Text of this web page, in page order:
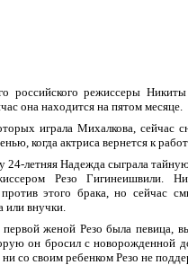
российского режиссеры
она находится на пятом месяце.
играла Михалкова, сейчас
когда актриса вернется к
24-летняя Надежда сыграла
Резо Гигинеишвили.
против этого брака, но сейчас
или внучки.
женой Резо была певица,
он бросил с новорожденной
со своим ребенком Резо не